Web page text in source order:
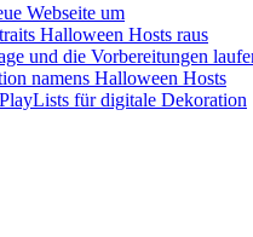
Webseite um
Halloween Hosts raus
und die Vorbereitungen
namens Halloween Hosts
für digitale Dekoration